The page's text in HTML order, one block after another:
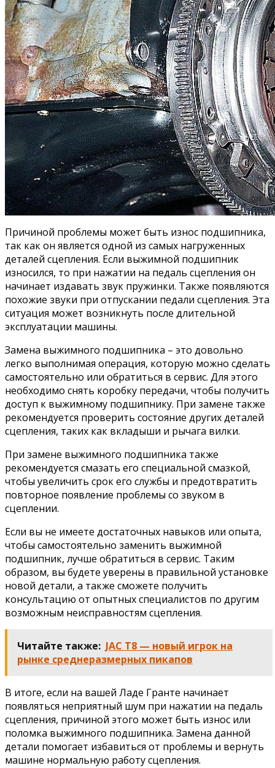
Причиной проблемы может быть износ подшипника,
так как он является одной из самых нагруженных
деталей сцепления. Если выжимной подшипник
износился, то при нажатии на педаль сцепления он
начинает издавать звук пружинки. Также появляются
похожие звуки при отпускании педали сцепления. Эта
ситуация может возникнуть после длительной
эксплуатации машины.
Замена выжимного подшипника – это довольно
легко выполнимая операция, которую можно сделать
самостоятельно или обратиться в сервис. Для этого
необходимо снять коробку передачи, чтобы получить
доступ к выжимному подшипнику. При замене также
рекомендуется проверить состояние других деталей
сцепления, таких как вкладыши и рычага вилки.
При замене выжимного подшипника также
рекомендуется смазать его специальной смазкой,
чтобы увеличить срок его службы и предотвратить
повторное появление проблемы со звуком в
сцеплении.
Если вы не имеете достаточных навыков или опыта,
чтобы самостоятельно заменить выжимной
подшипник, лучше обратиться в сервис. Таким
образом, вы будете уверены в правильной установке
новой детали, а также сможете получить
консультацию от опытных специалистов по другим
возможным неисправностям сцепления.
Читайте также: JAC T8 — новый игрок на
рынке среднеразмерных пикапов
В итоге, если на вашей Ладе Гранте начинает
появляться неприятный шум при нажатии на педаль
сцепления, причиной этого может быть износ или
поломка выжимного подшипника. Замена данной
детали помогает избавиться от проблемы и вернуть
машине нормальную работу сцепления.